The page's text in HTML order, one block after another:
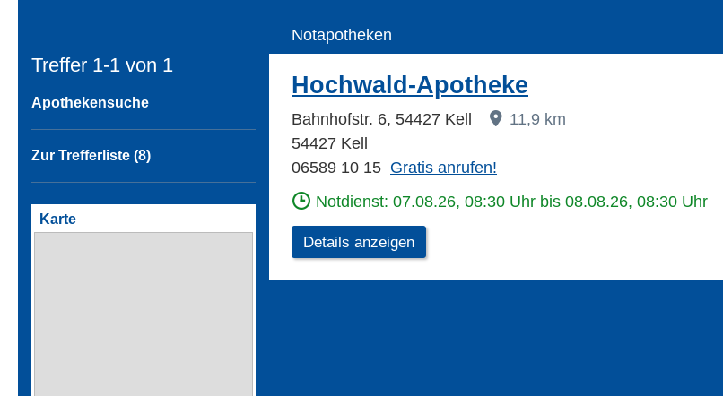
Treffer 1-1 von 1
Apothekensuche
Zur Trefferliste (8)
Notapotheken
Hochwald-Apotheke
Bahnhofstr. 6, 54427 Kell
11,9 km
54427 Kell
06589 10 15 Gratis anrufen!
Notdienst: 07.08.26, 08:30 Uhr bis 08.08.26, 08:30 Uhr
Details anzeigen
Karte